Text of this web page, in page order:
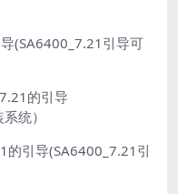
(SA6400_7.21引导可
的引导
统）
的引导(SA6400_7.21引